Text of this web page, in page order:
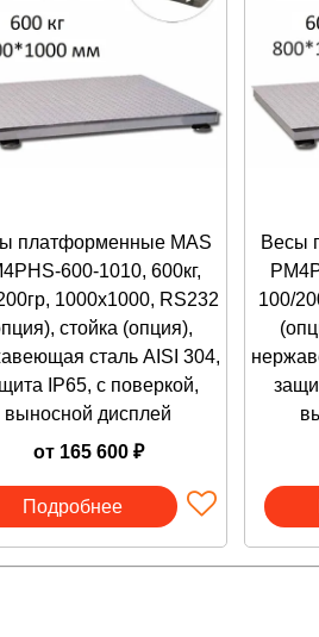
поддоном и учитывать вес
(например, при наличии ниши
расположение терминала
табло;
на расстоянии;
платформенные MAS
600-1010, 600кг,
1000х1000, RS232
стойка (опция),
сталь AISI 304,
IP65, с поверкой,
выносной дисплей
от 165 600 ₽
Подробнее
Весы
100/